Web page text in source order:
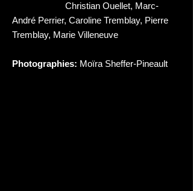
Christian Ouellet, Marc-
André Perrier, Caroline Tremblay, Pierre
Tremblay, Marie Villeneuve
Photographies: Moïra Sheffer-Pineault